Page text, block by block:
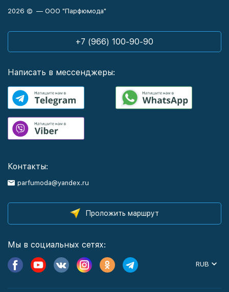
2026 © — ООО "Парфюмода"
+7 (966) 100-90-90
Написать в мессенджеры:
Контакты:
parfumoda@yandex.ru
Проложить маршрут
Мы в социальных сетях:
RUB